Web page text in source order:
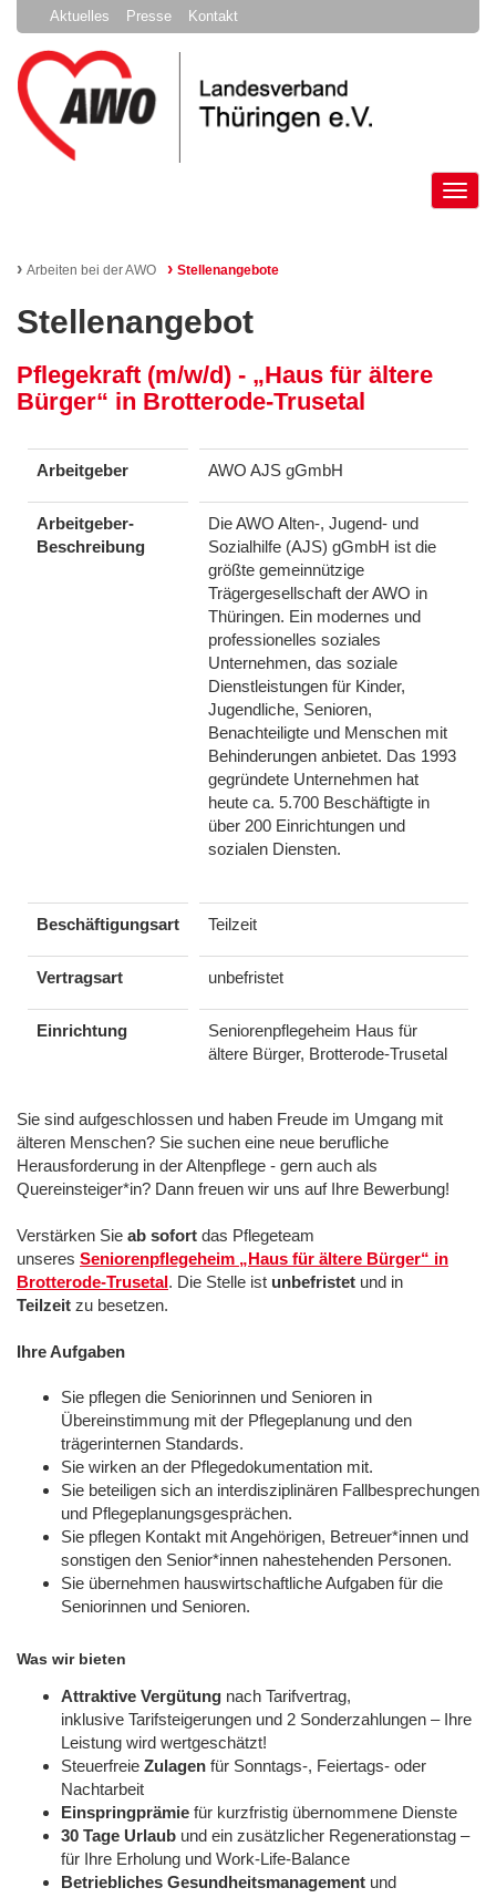
Aktuelles Presse Kontakt
› Arbeiten bei der AWO › Stellenangebote
Stellenangebot
Pflegekraft (m/w/d) - „Haus für ältere
Bürger“ in Brotterode-Trusetal
Arbeitgeber AWO AJS gGmbH
Arbeitgeber-
Beschreibung
Die AWO Alten-, Jugend- und
Sozialhilfe (AJS) gGmbH ist die
größte gemeinnützige
Trägergesellschaft der AWO in
Thüringen. Ein modernes und
professionelles soziales
Unternehmen, das soziale
Dienstleistungen für Kinder,
Jugendliche, Senioren,
Benachteiligte und Menschen mit
Behinderungen anbietet. Das 1993
gegründete Unternehmen hat
heute ca. 5.700 Beschäftigte in
über 200 Einrichtungen und
sozialen Diensten.
Beschäftigungsart Teilzeit
Vertragsart unbefristet
Einrichtung
Seniorenpflegeheim Haus für
ältere Bürger, Brotterode-Trusetal
Sie sind aufgeschlossen und haben Freude im Umgang mit
älteren Menschen? Sie suchen eine neue berufliche
Herausforderung in der Altenpflege - gern auch als
Quereinsteiger*in? Dann freuen wir uns auf Ihre Bewerbung!
Verstärken Sie ab sofort das Pflegeteam
unseres Seniorenpflegeheim „Haus für ältere Bürger“ in
Brotterode-Trusetal. Die Stelle ist unbefristet und in
Teilzeit zu besetzen.
Ihre Aufgaben
Sie pflegen die Seniorinnen und Senioren in
Übereinstimmung mit der Pflegeplanung und den
trägerinternen Standards.
Sie wirken an der Pflegedokumentation mit.
Sie beteiligen sich an interdisziplinären Fallbesprechungen
und Pflegeplanungsgesprächen.
Sie pflegen Kontakt mit Angehörigen, Betreuer*innen und
sonstigen den Senior*innen nahestehenden Personen.
Sie übernehmen hauswirtschaftliche Aufgaben für die
Seniorinnen und Senioren.
Was wir bieten
Attraktive Vergütung nach Tarifvertrag,
inklusive Tarifsteigerungen und 2 Sonderzahlungen – Ihre
Leistung wird wertgeschätzt!
Steuerfreie Zulagen für Sonntags-, Feiertags- oder
Nachtarbeit
Einspringprämie für kurzfristig übernommene Dienste
30 Tage Urlaub und ein zusätzlicher Regenerationstag –
für Ihre Erholung und Work-Life-Balance
Betriebliches Gesundheitsmanagement und